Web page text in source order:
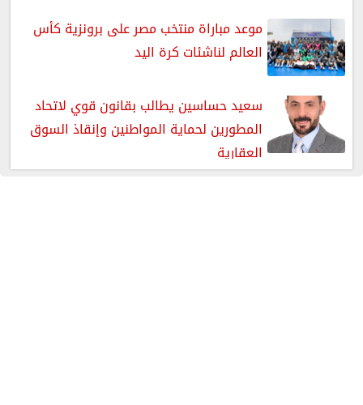
موعد مباراة منتخب مصر على برونزية كأس
العالم لناشئات كرة اليد
سعيد حساسين يطالب بقانون قوي لاتحاد
المطورين لحماية المواطنين وإنقاذ السوق
العقارية